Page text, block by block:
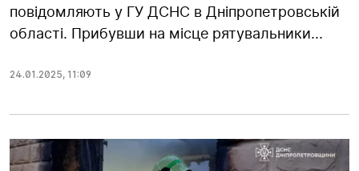
повідомляють у ГУ ДСНС в Дніпропетровській
області. Прибувши на місце рятувальники...
24.01.2025, 11:09